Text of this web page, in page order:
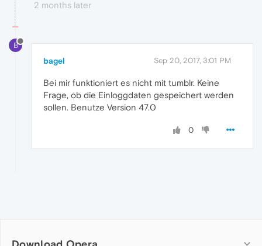
2 months later
B
bagel Sep 20, 2017, 3:01 PM
Bei mir funktioniert es nicht mit tumblr. Keine
Frage, ob die Einloggdaten gespeichert werden
sollen. Benutze Version 47.0
0